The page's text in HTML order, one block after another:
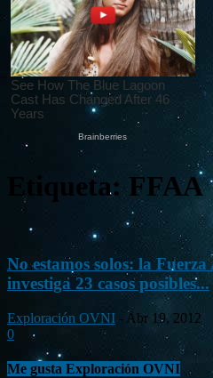
Etiqueta: FFAA
No estamos solos: la
investiga 23 casos posibles...
Exploración OVNI - Abr 19, 2012
0
Me gusta Exploración OVNI